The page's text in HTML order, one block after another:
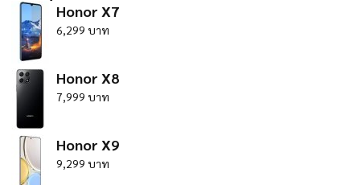
Honor X7
6,299 บาท
Honor X8
7,999 บาท
Honor X9
9,299 บาท